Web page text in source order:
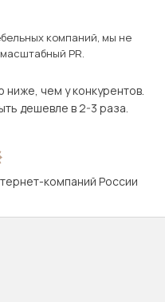
компаний, мы не
PR.
ниже, чем у конкурентов.
дешевле в 2-3 раза.
компаний России